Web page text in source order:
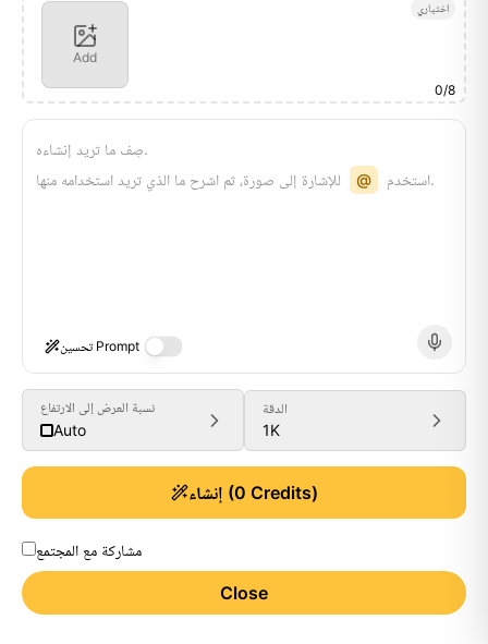
اختياري
Add
0/8
صِف ما تريد إنشاءه.
استخدم
@ للإشارة إلى صورة، ثم اشرح ما الذي تريد استخدامه منها.
تحسين Prompt
نسبة العرض إلى الارتفاع
Auto
الدقة
1K
إنشاء (0 Credits)
مشاركة مع المجتمع
Close
Generate